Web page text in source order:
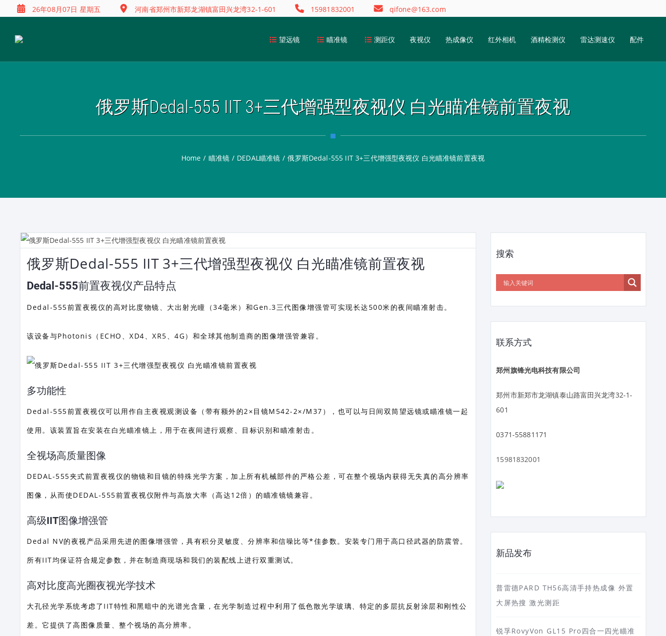
26年08月07日 星期五 河南省郑州市新郑龙湖镇富田兴龙湾32-1-601 15981832001 qifone@163.com
望远镜 瞄准镜 测距仪 夜视仪 热成像仪 红外相机 酒精检测仪 雷达测速仪 配件
俄罗斯Dedal-555 IIT 3+三代增强型夜视仪 白光瞄准镜前置夜视
Home / 瞄准镜 / DEDAL瞄准镜 / 俄罗斯Dedal-555 IIT 3+三代增强型夜视仪 白光瞄准镜前置夜视
俄罗斯Dedal-555 IIT 3+三代增强型夜视仪 白光瞄准镜前置夜视
Dedal-555前置夜视仪产品特点
Dedal-555前置夜视仪的高对比度物镜、大出射光瞳（34毫米）和Gen.3三代图像增强管可实现长达500米的夜间瞄准射击。
该设备与Photonis（ECHO、XD4、XR5、4G）和全球其他制造商的图像增强管兼容。
多功能性
Dedal-555前置夜视仪可以用作自主夜视观测设备（带有额外的2×目镜M542-2×/M37），也可以与日间双筒望远镜或瞄准镜一起
使用。该装置旨在安装在白光瞄准镜上，用于在夜间进行观察、目标识别和瞄准射击。
全视场高质量图像
DEDAL-555夹式前置夜视仪的物镜和目镜的特殊光学方案，加上所有机械部件的严格公差，可在整个视场内获得无失真的高分辨率
图像，从而使DEDAL-555前置夜视仪附件与高放大率（高达12倍）的瞄准镜镜兼容。
高级IIT图像增强管
Dedal NV的夜视产品采用先进的图像增强管，具有积分灵敏度、分辨率和信噪比等*佳参数。安装专门用于高口径武器的防震管。
所有IIT均保证符合规定参数，并在制造商现场和我们的装配线上进行双重测试。
高对比度高光圈夜视光学技术
大孔径光学系统考虑了IIT特性和黑暗中的光谱光含量，在光学制造过程中利用了低色散光学玻璃、特定的多层抗反射涂层和刚性公
差。它提供了高图像质量、整个视场的高分辨率。
搜索
联系方式
郑州旗锋光电科技有限公司
郑州市新郑市龙湖镇泰山路富田兴龙湾32-1-
601
0371-55881171
15981832001
新品发布
普雷德PARD TH56高清手持热成像 外置
大屏热搜 激光测距
锐孚RovyVon GL15 Pro四合一四光瞄准